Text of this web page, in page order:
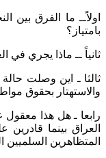
اولاًــ ما الفرق بين
بامتياز؟
ثانياً ــ ماذا يجري في
ثالثا ـ اين وصلت
والاستهتار بحقوق
رابعا ـ هل هذا معقول
العراق بينما
المتظاهرين